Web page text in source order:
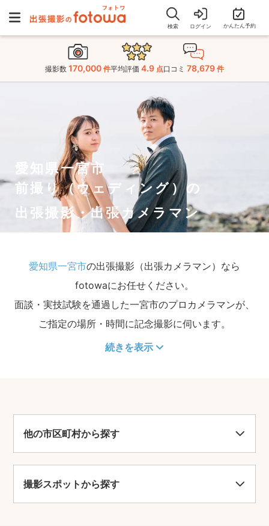
検索 ログイン かんたん予約
撮影数 170,000 件平均評価 4.9 点口コミ 78,679 件
愛知県一宮市
前撮り（ウェディング）の
出張撮影・出張カメラマン
愛知県一宮市の出張撮影（出張カメラマン）なら
fotowaにお任せください。
面談・実技試験を通過した一宮市のプロカメラマンが、
ご指定の場所・時間に記念撮影に伺います。
続きを表示
他の市区町村から探す
撮影スポットから探す